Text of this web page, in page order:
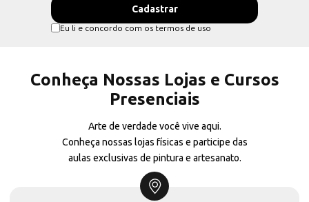
Eu li e concordo com os termos de uso
Conheça Nossas Lojas e Cursos
Presenciais
Arte de verdade você vive aqui.
Conheça nossas lojas físicas e participe das
aulas exclusivas de pintura e artesanato.